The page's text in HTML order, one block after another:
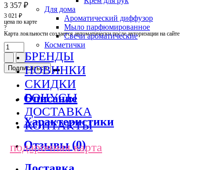
Для дома
Ароматический диффузор
Мыло парфюмированное
Свечи ароматические
Косметички
БРЕНДЫ
НОВИНКИ
СКИДКИ
БОНУСЫ
ДОСТАВКА
КОНТАКТЫ
подарочная карта
3 357 ₽
3 021 ₽
цена по карте
?
Карта лояльности создается автоматически после авторизации на сайте
Подписаться
Описание
Характеристики
Отзывы (0)